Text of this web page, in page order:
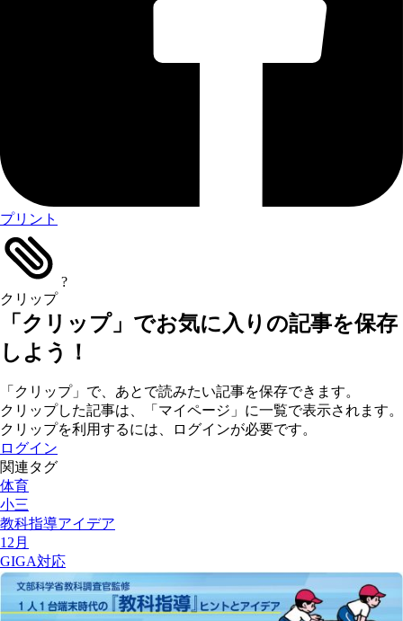
プリント
クリップ
?
「クリップ」でお気に入りの記事を保存
しよう！
「クリップ」で、あとで読みたい記事を保存できます。
クリップした記事は、「マイページ」に一覧で表示されます。
クリップを利用するには、ログインが必要です。
ログイン
関連タグ
体育
小三
教科指導アイデア
12月
GIGA対応